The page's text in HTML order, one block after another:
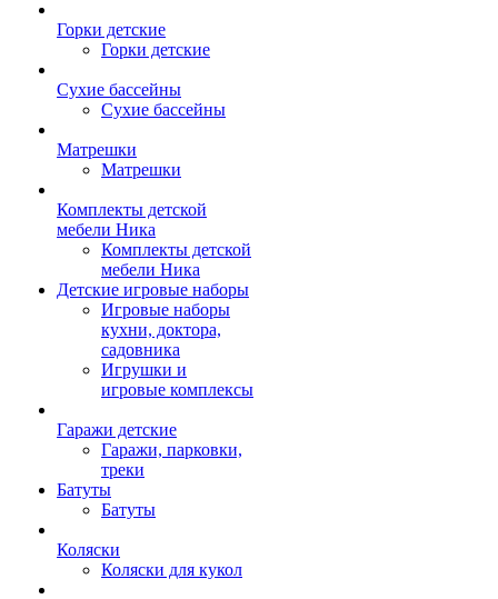
Горки детские
Горки детские
Сухие бассейны
Сухие бассейны
Матрешки
Матрешки
Комплекты детской
мебели Ника
Комплекты детской
мебели Ника
Детские игровые наборы
Игровые наборы
кухни, доктора,
садовника
Игрушки и
игровые комплексы
Гаражи детские
Гаражи, парковки,
треки
Батуты
Батуты
Коляски
Коляски для кукол